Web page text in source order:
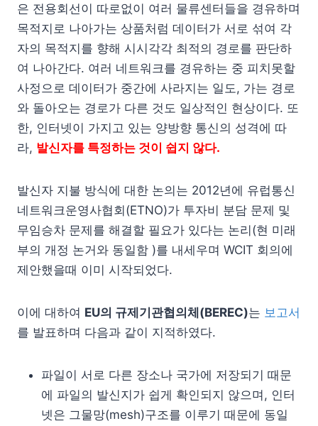
은 전용회선이 따로없이 여러 물류센터들을 경유하며
목적지로 나아가는 상품처럼 데이터가 서로 섞여 각
자의 목적지를 향해 시시각각 최적의 경로를 판단하
여 나아간다. 여러 네트워크를 경유하는 중 피치못할
사정으로 데이터가 중간에 사라지는 일도, 가는 경로
와 돌아오는 경로가 다른 것도 일상적인 현상이다. 또
한, 인터넷이 가지고 있는 양방향 통신의 성격에 따
라, 발신자를 특정하는 것이 쉽지 않다.
발신자 지불 방식에 대한 논의는 2012년에 유럽통신
네트워크운영사협회(ETNO)가 투자비 분담 문제 및
무임승차 문제를 해결할 필요가 있다는 논리(현 미래
부의 개정 논거와 동일함 )를 내세우며 WCIT 회의에
제안했을때 이미 시작되었다.
이에 대하여 EU의 규제기관협의체(BEREC)는 보고서
를 발표하며 다음과 같이 지적하였다.
파일이 서로 다른 장소나 국가에 저장되기 때문
에 파일의 발신지가 쉽게 확인되지 않으며, 인터
넷은 그물망(mesh)구조를 이루기 때문에 동일